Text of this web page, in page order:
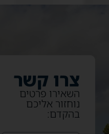
צרו קשר
השאירו פרטים
נוחזור אליכם
בהקדם: